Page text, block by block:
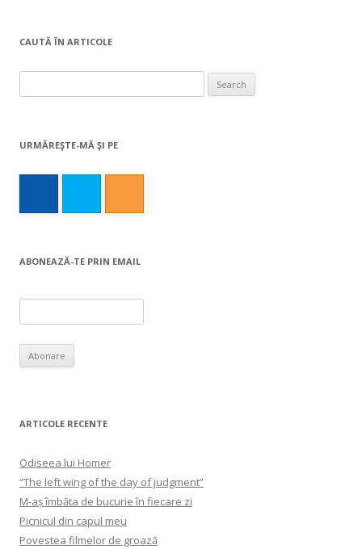
CAUTĂ ÎN ARTICOLE
for:
URMĂREŞTE-MĂ ŞI PE
ABONEAZĂ-TE PRIN EMAIL
ARTICOLE RECENTE
Odiseea lui Homer
“The left wing of the day of judgment”
M-aș îmbăta de bucurie în fiecare zi
Picnicul din capul meu
Povestea filmelor de groază